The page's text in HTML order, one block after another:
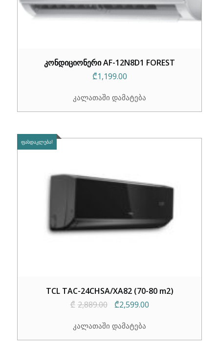
კონდიციონერი AF-12N8D1 FOREST
₾1,199.00
კალათაში დამატება
ᲤᲐᲡᲓᲐᲙᲚᲔᲑᲐ!
TCL TAC-24CHSA/XA82 (70-80 m2)
₾ 2,889.00
Original
was:
₾2,599.00Current
კალათაში დამატება